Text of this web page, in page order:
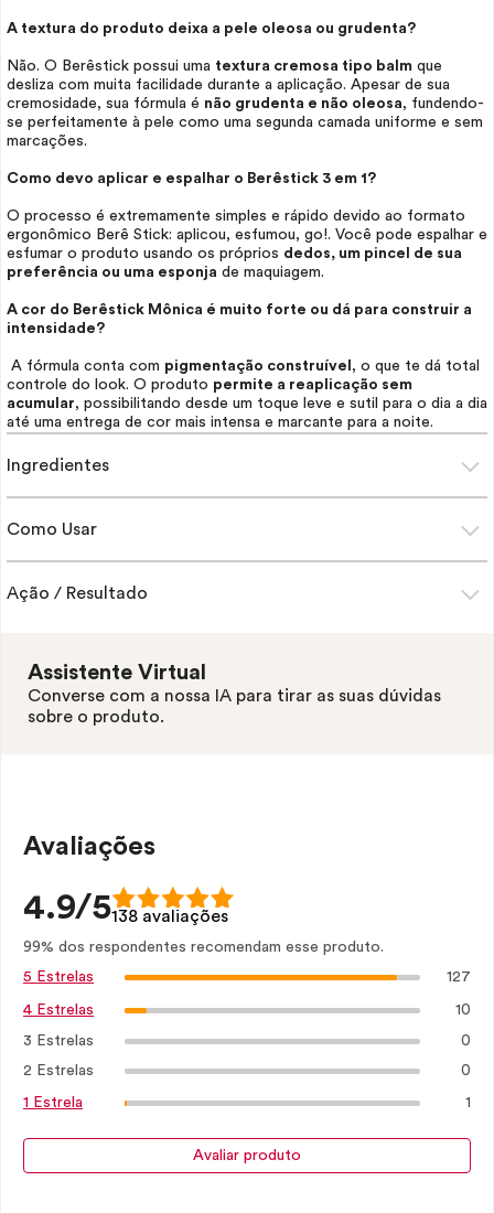
A textura do produto deixa a pele oleosa ou grudenta?
Não. O Berêstick possui uma textura cremosa tipo balm que
desliza com muita facilidade durante a aplicação. Apesar de sua
cremosidade, sua fórmula é não grudenta e não oleosa, fundendo-
se perfeitamente à pele como uma segunda camada uniforme e sem
marcações.
Como devo aplicar e espalhar o Berêstick 3 em 1?
O processo é extremamente simples e rápido devido ao formato
ergonômico Berê Stick: aplicou, esfumou, go!. Você pode espalhar e
esfumar o produto usando os próprios dedos, um pincel de sua
preferência ou uma esponja de maquiagem.
A cor do Berêstick Mônica é muito forte ou dá para construir a
intensidade?
A fórmula conta com pigmentação construível , o que te dá total
controle do look. O produto permite a reaplicação sem
acumular, possibilitando desde um toque leve e sutil para o dia a dia
até uma entrega de cor mais intensa e marcante para a noite.
Ingredientes
Como Usar
Ação / Resultado
Assistente Virtual
Converse com a nossa IA para tirar as suas dúvidas
sobre o produto.
Avaliações
4.9/5138 avaliações
99% dos respondentes recomendam esse produto.
5 Estrelas
127
4 Estrelas 10
3 Estrelas
0
2 Estrelas
0
1 Estrela 1
Avaliar produto